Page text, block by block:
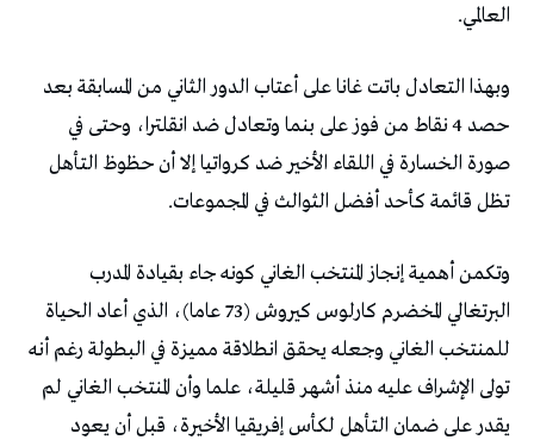
العالمي.
وبهذا التعادل باتت غانا على أعتاب الدور الثاني من المسابقة بعد
حصد 4 نقاط من فوز على بنما وتعادل ضد انقلترا، وحتى في
صورة الخسارة في اللقاء الأخير ضد كرواتيا إلا أن حظوظ التأهل
تظل قائمة كأحد أفضل الثوالث في المجموعات.
وتكمن أهمية إنجاز المنتخب الغاني كونه جاء بقيادة المدرب
البرتغالي المخضرم كارلوس كيروش (73 عاما)، الذي أعاد الحياة
للمنتخب الغاني وجعله يحقق انطلاقة مميزة في البطولة رغم أنه
تولى الإشراف عليه منذ أشهر قليلة، علما وأن المنتخب الغاني لم
يقدر على ضمان التأهل لكأس إفريقيا الأخيرة، قبل أن يعود